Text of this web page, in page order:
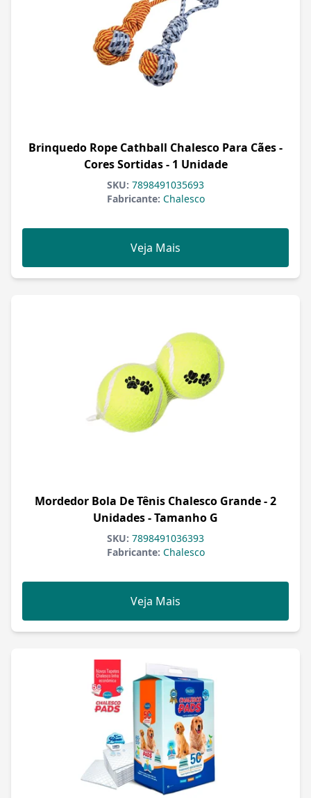
Brinquedo Rope Cathball Chalesco Para Cães -
Cores Sortidas - 1 Unidade
SKU: 7898491035693
Fabricante: Chalesco
Veja Mais
Mordedor Bola De Tênis Chalesco Grande - 2
Unidades - Tamanho G
SKU: 7898491036393
Fabricante: Chalesco
Veja Mais